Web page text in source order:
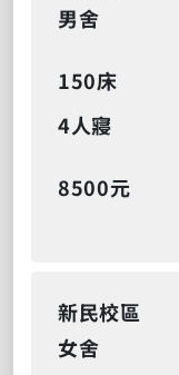
男舍
150床
4人寢
8500元
新民校區
女舍